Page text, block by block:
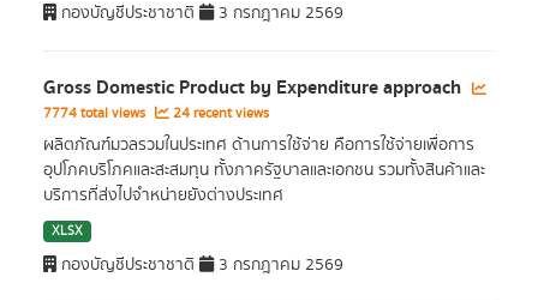
กองบัญชีประชาชาติ 3 กรกฎาคม 2569
Gross Domestic Product by Expenditure approach
7774 total views 24 recent views
ผลิตภัณฑ์มวลรวมในประเทศ ด้านการใช้จ่าย คือการใช้จ่ายเพื่อการ
อุปโภคบริโภคและสะสมทุน ทั้งภาครัฐบาลและเอกชน รวมทั้งสินค้าและ
บริการที่ส่งไปจำหน่ายยังต่างประเทศ
XLSX
กองบัญชีประชาชาติ 3 กรกฎาคม 2569